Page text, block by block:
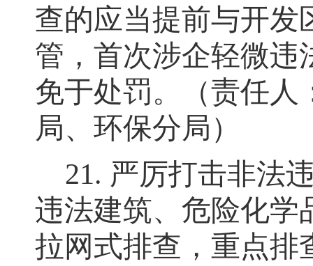
查的应当提前与开发
管 ， 首次涉企轻微违
免于处罚。（责任人
局、环保分局）
21. 严厉打击非法
违法建筑、危险化学
拉网式排查 ， 重点排